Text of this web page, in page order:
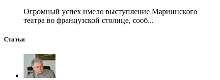
Огромный успех имело выступление Мариинского
театра во французской столице, сооб...
Статьи